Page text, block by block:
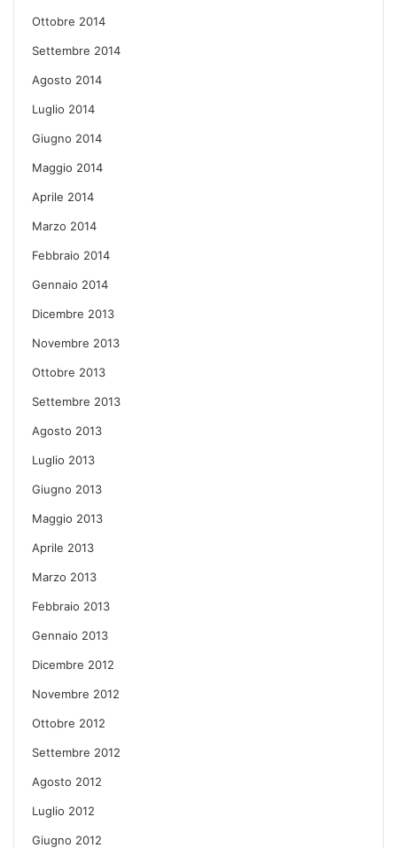
Ottobre 2014
Settembre 2014
Agosto 2014
Luglio 2014
Giugno 2014
Maggio 2014
Aprile 2014
Marzo 2014
Febbraio 2014
Gennaio 2014
Dicembre 2013
Novembre 2013
Ottobre 2013
Settembre 2013
Agosto 2013
Luglio 2013
Giugno 2013
Maggio 2013
Aprile 2013
Marzo 2013
Febbraio 2013
Gennaio 2013
Dicembre 2012
Novembre 2012
Ottobre 2012
Settembre 2012
Agosto 2012
Luglio 2012
Giugno 2012